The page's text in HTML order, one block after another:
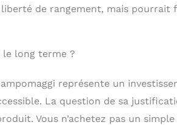
de rangement, mais pourrait
long terme ?
représente un
La question de sa
Vous n’achetez pas un